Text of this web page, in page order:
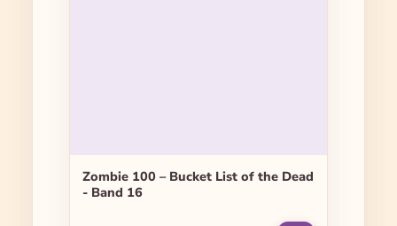
Zombie 100 – Bucket List of the Dead
- Band 16